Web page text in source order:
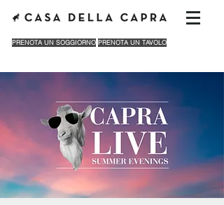
PRENOTA UN SOGGIORNO PRENOTA UN TAVOLO